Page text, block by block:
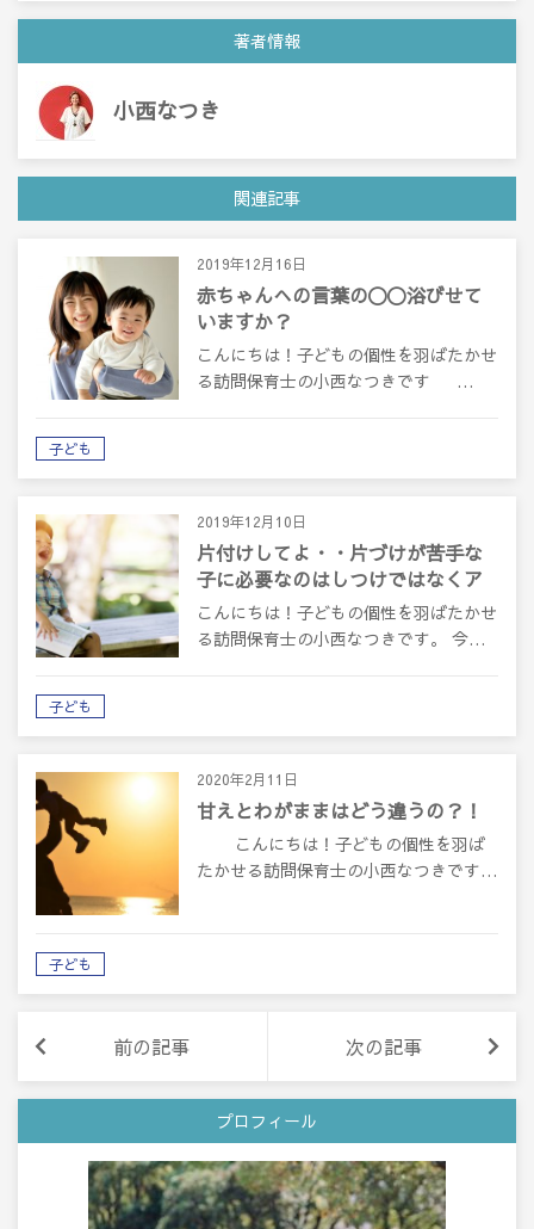
著者情報
小西なつき
関連記事
2019年12月16日
赤ちゃんへの言葉の〇〇浴びせて
いますか？
こんにちは！子どもの個性を羽ばたかせ
る訪問保育士の小西なつきです …
子ども
2019年12月10日
片付けしてよ・・片づけが苦手な
子に必要なのはしつけではなくア
プローチ
こんにちは！子どもの個性を羽ばたかせ
る訪問保育士の小西なつきです。 今…
子ども
2020年2月11日
甘えとわがままはどう違うの？！
こんにちは！子どもの個性を羽ば
たかせる訪問保育士の小西なつきです…
子ども
前の記事 次の記事
プロフィール